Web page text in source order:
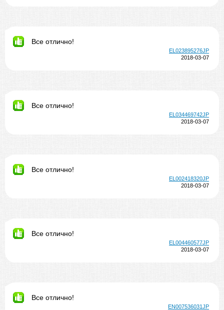
Все отлично!
EL023895276JP
2018-03-07
Все отлично!
EL034469742JP
2018-03-07
Все отлично!
EL002418320JP
2018-03-07
Все отлично!
EL004460577JP
2018-03-07
Все отлично!
EN007536031JP